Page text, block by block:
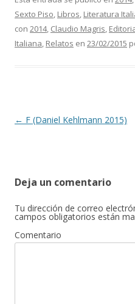
Sexto Piso, Libros, Literatura
con 2014, Claudio Magris,
Italiana, Relatos en 23/02/2015
Navegación de entradas
← F (Daniel Kehlmann 2015)
Deja un comentario
Tu dirección de correo
campos obligatorios están
Comentario